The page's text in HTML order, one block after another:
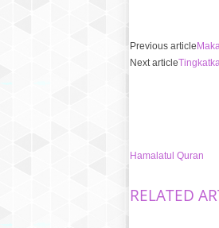
Previous article
Next article
Hamalatul Quran
RELATED